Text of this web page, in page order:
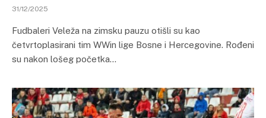
31/12/2025
Fudbaleri Veleža na zimsku pauzu otišli su kao
četvrtoplasirani tim WWin lige Bosne i Hercegovine. Rođeni
su nakon lošeg početka…